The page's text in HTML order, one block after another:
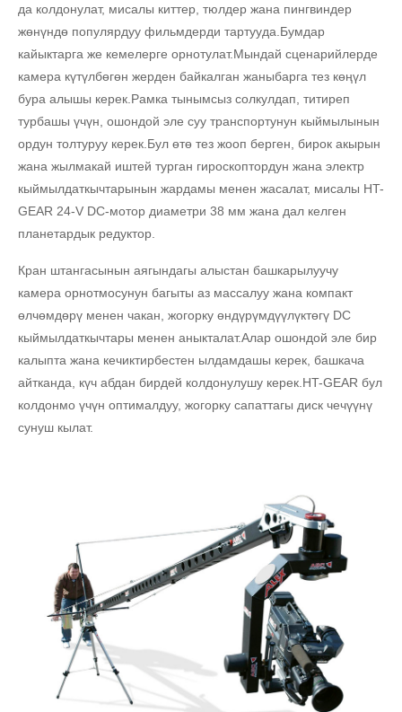
да колдонулат, мисалы киттер, тюлдер жана пингвиндер
жөнүндө популярдуу фильмдерди тартууда.Бумдар
кайыктарга же кемелерге орнотулат.Мындай сценарийлерде
камера күтүлбөгөн жерден байкалган жаныбарга тез көңүл
бура алышы керек.Рамка тынымсыз солкулдап, титиреп
турбашы үчүн, ошондой эле суу транспортунун кыймылынын
ордун толтуруу керек.Бул өтө тез жооп берген, бирок акырын
жана жылмакай иштей турган гироскоптордун жана электр
кыймылдаткычтарынын жардамы менен жасалат, мисалы HT-
GEAR 24-V DC-мотор диаметри 38 мм жана дал келген
планетардык редуктор.
Кран штангасынын аягындагы алыстан башкарылуучу
камера орнотмосунун багыты аз массалуу жана компакт
өлчөмдөрү менен чакан, жогорку өндүрүмдүүлүктөгү DC
кыймылдаткычтары менен аныкталат.Алар ошондой эле бир
калыпта жана кечиктирбестен ылдамдашы керек, башкача
айтканда, күч абдан бирдей колдонулушу керек.HT-GEAR бул
колдонмо үчүн оптималдуу, жогорку сапаттагы диск чечүүнү
сунуш кылат.